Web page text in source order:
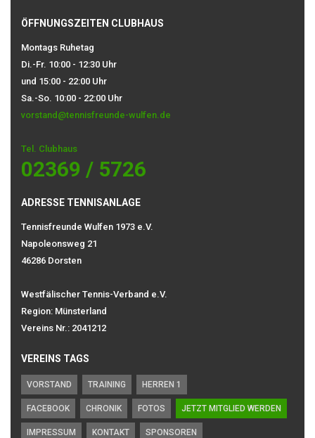
ÖFFNUNGSZEITEN CLUBHAUS
Montags Ruhetag
Di.-Fr. 10:00 - 12:30 Uhr
und 15:00 - 22:00 Uhr
Sa.-So. 10:00 - 22:00 Uhr
vorstand@tennisfreunde-wulfen.de
Tel. Clubhaus
02369 / 5726
ADRESSE TENNISANLAGE
Tennisfreunde Wulfen 1973 e.V.
Napoleonsweg 21
46286 Dorsten
Westfälischer Tennis-Verband e.V.
Region: Münsterland
Vereins Nr.: 2041212
VEREINS TAGS
VORSTAND TRAINING HERREN 1
FACEBOOK CHRONIK FOTOS JETZT MITGLIED WERDEN
IMPRESSUM KONTAKT SPONSOREN